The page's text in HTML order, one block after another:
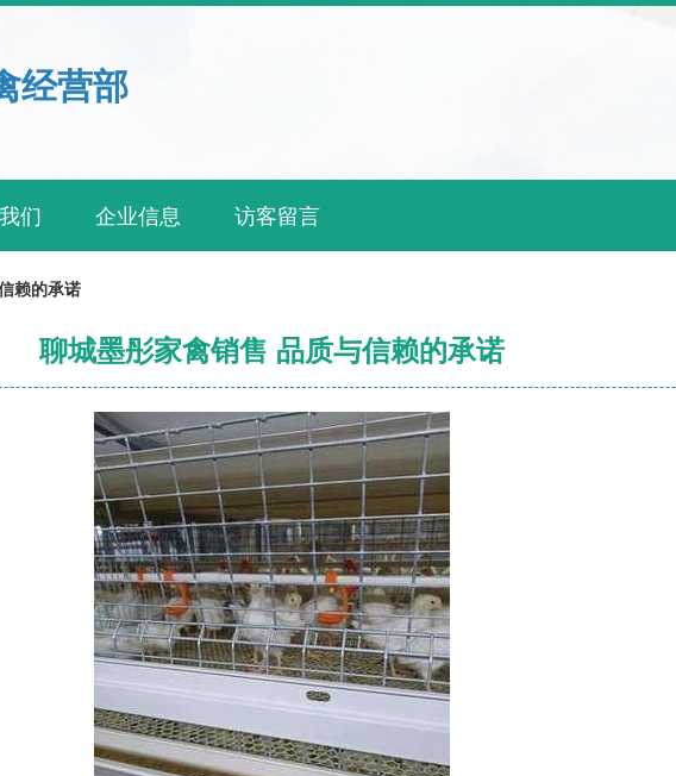
经营部
们 企业信息 访客留言
赖的承诺
聊城墨彤家禽销售 品质与信赖的承诺